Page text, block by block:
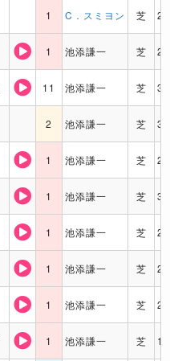
1 C．スミヨン 芝
1 池添謙一 芝
11 池添謙一 芝
2 池添謙一 芝
1 池添謙一 芝
1 池添謙一 芝
1 池添謙一 芝
1 池添謙一 芝
1 池添謙一 芝
1 池添謙一 芝